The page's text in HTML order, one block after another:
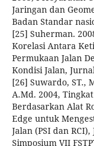
Jaringan dan
Badan Standar
[25] Suherman.
Korelasi Antara
Permukaan Jalan
Kondisi Jalan,
[26] Suwardo, ST.,
A.Md. 2004,
Berdasarkan Alat
Edge untuk
Jalan (PSI dan
Simposium VII